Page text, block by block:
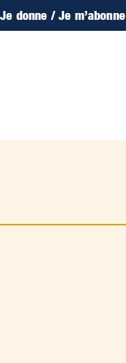
Je donne / Je m’abonne